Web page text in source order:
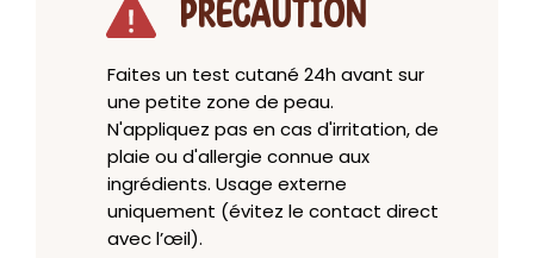
PRECAUTION
Faites un test cutané 24h avant sur
une petite zone de peau.
N'appliquez pas en cas d'irritation, de
plaie ou d'allergie connue aux
ingrédients. Usage externe
uniquement (évitez le contact direct
avec l’œil).